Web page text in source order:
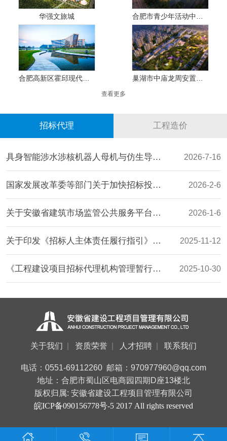
华强文旅城
查看更多
招标代理 工程造价
具身智能涉水涉核机器人母机与仿生导航关键部件产业化基地项目设备采购招标公告 2026-7-16
国家发展改革委等部门关于加快招标投标领域 人工智能推广应用的实施意见 2026-2-6
关于安徽省建筑市场监管公共服务平台招标代理机构信息登记管理事项的通知 2026-1-6
关于印发《招标人主体责任履行指引》的通知(发改法规〔2025〕1358号) 2025-11-12
《工程建设项目招标代理机构管理暂行办法》 2025年第34号令 2025-10-30
关于开展2025年工程建设招标采购专业人员技能培训的通知 2025-9-30
关于我们 资质荣誉 人才招聘 联系我们
电话：0551-69112260 邮箱：970977960@qq.com
地址：合肥市蜀山区电商园四期D座13楼北
版权归属: 安徽省建设工程项目管理有限公司
皖ICP备090156778号-5 2017 All rights reserved